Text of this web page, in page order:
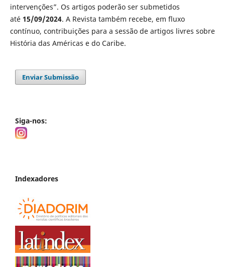
intervenções”. Os artigos poderão ser submetidos
até 15/09/2024. A Revista também recebe, em fluxo
contínuo, contribuições para a sessão de artigos livres sobre
História das Américas e do Caribe.
Enviar Submissão
Siga-nos:
Indexadores